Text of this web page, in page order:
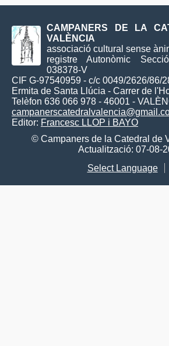
CAMPANERS DE LA
VALÈNCIA
associació cultural sense
registre Autonòmic
038378-V
CIF G-97540959 - c/c 0049/2626/86/
Ermita de Santa Llúcia - Carrer de
Telèfon 636 066 978 - 46001 -
Editor: Francesc LLOP i BAYO
© Campaners de la Catedral de
Actualització: 07-08-
Select Language